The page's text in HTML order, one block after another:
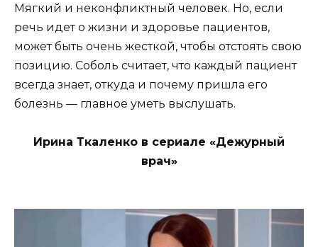
Мягкий и неконфликтный человек. Но, если
речь идет о жизни и здоровье пациентов,
может быть очень жесткой, чтобы отстоять свою
позицию. Соболь считает, что каждый пациент
всегда знает, откуда и почему пришла его
болезнь — главное уметь выслушать.
Ирина Ткаленко в сериале «Дежурный
врач»